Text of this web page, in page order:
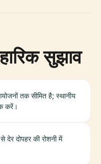
सुझाव
तक सीमित है; स्थानीय
करें।
देर दोपहर की रोशनी में